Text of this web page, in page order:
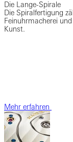
Die Lange-Spirale
Die Spiralfertigung
Feinuhrmacherei
Kunst.
Mehr erfahren